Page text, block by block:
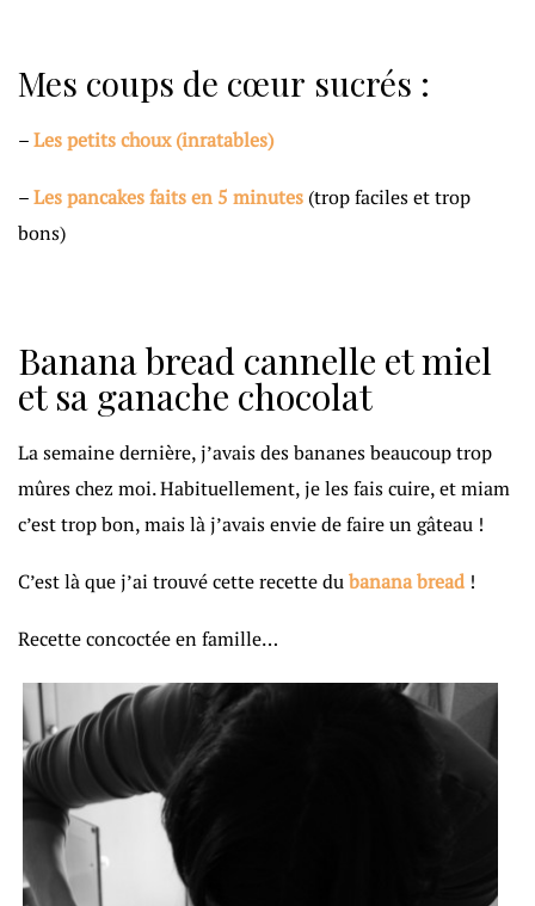
Mes coups de cœur sucrés :
–Les petits choux (inratables)
–Les pancakes faits en 5 minutes (trop faciles et trop
bons)
Banana bread cannelle et miel
et sa ganache chocolat
La semaine dernière, j’avais des bananes beaucoup trop
mûres chez moi. Habituellement, je les fais cuire, et miam
c’est trop bon, mais là j’avais envie de faire un gâteau !
C’est là que j’ai trouvé cette recette dubanana bread !
Recette concoctée en famille…